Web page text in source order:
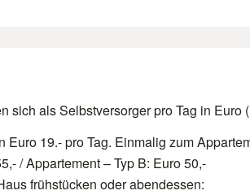
sich als Selbstversorger pro Tag in
Euro 19.- pro Tag. Einmalig zum
/ Appartement – Typ B: Euro 50,-
frühstücken oder abendessen: